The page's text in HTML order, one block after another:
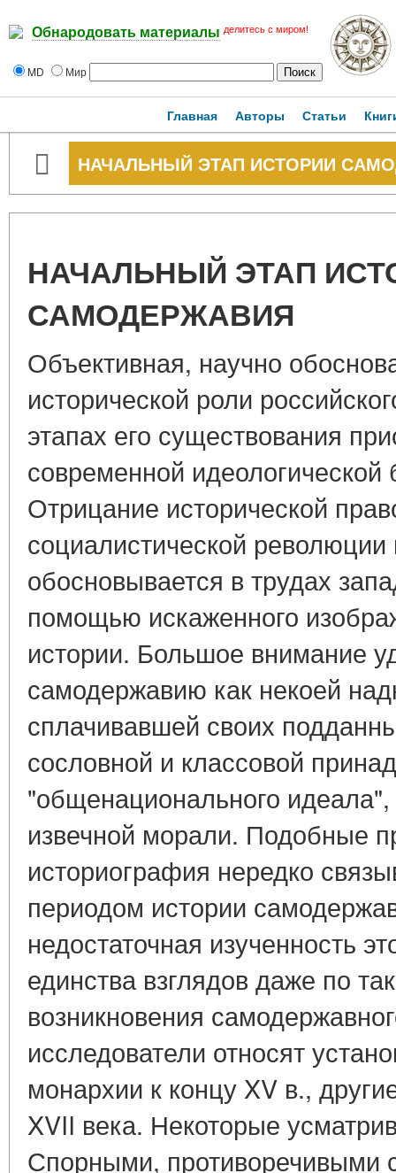
Обнародовать материалы делитесь с миром!
MD Мир
Главная Авторы Статьи
НАЧАЛЬНЫЙ ЭТАП ИСТОРИИ
НАЧАЛЬНЫЙ ЭТАП
САМОДЕРЖАВИЯ
Объективная, научно
исторической роли
этапах его существования
современной
Отрицание исторической
социалистической
обосновывается в трудах
помощью искаженного
истории. Большое внимание
самодержавию как некоей
сплачивавшей своих
сословной и классовой
"общенационального
извечной морали. Подобные
историография нередко
периодом истории
недостаточная изученность
единства взглядов даже по
возникновения
исследователи относят
монархии к концу XV в.,
XVII века. Некоторые
Спорными, противоречивыми